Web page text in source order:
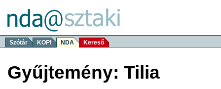
Szótár KOPI NDA Kereső
Gyűjtemény: Tilia